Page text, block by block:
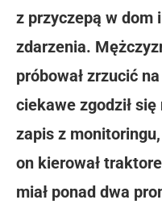
z przyczepą w dom
zdarzenia.
próbował zrzucić
ciekawe zgodził
zapis z
on kierował
miał ponad dwa